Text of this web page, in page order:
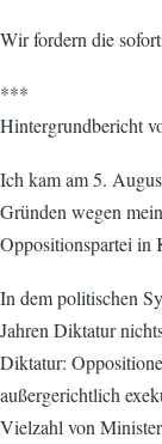
Wir fordern die
***
Hintergrundbericht
Ich kam am 5.
Gründen wegen
Oppositionspartei in
In dem politischen
Jahren Diktatur
Diktatur:
außergerichtlich
Vielzahl von